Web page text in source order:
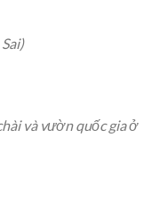
và vườn quốc gia ở